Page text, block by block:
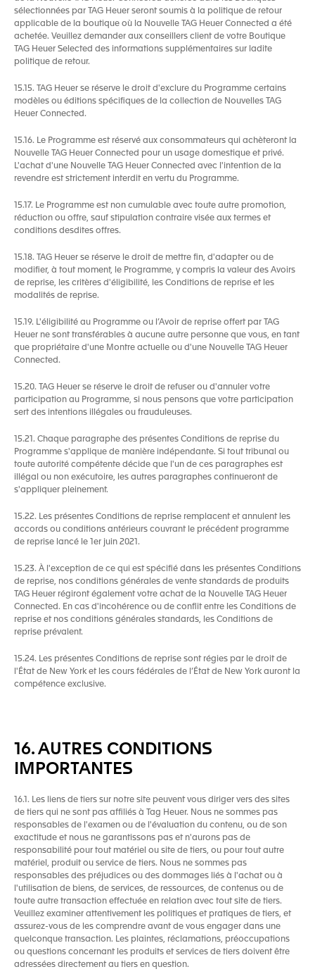
sélectionnées par TAG Heuer seront soumis à la politique de retour
applicable de la boutique où la Nouvelle TAG Heuer Connected a été
achetée. Veuillez demander aux conseillers client de votre Boutique
TAG Heuer Selected des informations supplémentaires sur ladite
politique de retour.
15.15. TAG Heuer se réserve le droit d'exclure du Programme certains
modèles ou éditions spécifiques de la collection de Nouvelles TAG
Heuer Connected.
15.16. Le Programme est réservé aux consommateurs qui achèteront la
Nouvelle TAG Heuer Connected pour un usage domestique et privé.
L'achat d'une Nouvelle TAG Heuer Connected avec l'intention de la
revendre est strictement interdit en vertu du Programme.
15.17. Le Programme est non cumulable avec toute autre promotion,
réduction ou offre, sauf stipulation contraire visée aux termes et
conditions desdites offres.
15.18. TAG Heuer se réserve le droit de mettre fin, d'adapter ou de
modifier, à tout moment, le Programme, y compris la valeur des Avoirs
de reprise, les critères d'éligibilité, les Conditions de reprise et les
modalités de reprise.
15.19. L'éligibilité au Programme ou l’Avoir de reprise offert par TAG
Heuer ne sont transférables à aucune autre personne que vous, en tant
que propriétaire d'une Montre actuelle ou d'une Nouvelle TAG Heuer
Connected.
15.20. TAG Heuer se réserve le droit de refuser ou d'annuler votre
participation au Programme, si nous pensons que votre participation
sert des intentions illégales ou frauduleuses.
15.21. Chaque paragraphe des présentes Conditions de reprise du
Programme s'applique de manière indépendante. Si tout tribunal ou
toute autorité compétente décide que l'un de ces paragraphes est
illégal ou non exécutoire, les autres paragraphes continueront de
s'appliquer pleinement.
15.22. Les présentes Conditions de reprise remplacent et annulent les
accords ou conditions antérieurs couvrant le précédent programme
de reprise lancé le 1er juin 2021.
15.23. À l'exception de ce qui est spécifié dans les présentes Conditions
de reprise, nos conditions générales de vente standards de produits
TAG Heuer régiront également votre achat de la Nouvelle TAG Heuer
Connected. En cas d'incohérence ou de conflit entre les Conditions de
reprise et nos conditions générales standards, les Conditions de
reprise prévalent.
15.24. Les présentes Conditions de reprise sont régies par le droit de
l'État de New York et les cours fédérales de l’État de New York auront la
compétence exclusive.
16. AUTRES CONDITIONS
IMPORTANTES
16.1. Les liens de tiers sur notre site peuvent vous diriger vers des sites
de tiers qui ne sont pas affiliés à Tag Heuer. Nous ne sommes pas
responsables de l'examen ou de l'évaluation du contenu, ou de son
exactitude et nous ne garantissons pas et n'aurons pas de
responsabilité pour tout matériel ou site de tiers, ou pour tout autre
matériel, produit ou service de tiers. Nous ne sommes pas
responsables des préjudices ou des dommages liés à l'achat ou à
l'utilisation de biens, de services, de ressources, de contenus ou de
toute autre transaction effectuée en relation avec tout site de tiers.
Veuillez examiner attentivement les politiques et pratiques de tiers, et
assurez-vous de les comprendre avant de vous engager dans une
quelconque transaction. Les plaintes, réclamations, préoccupations
ou questions concernant les produits et services de tiers doivent être
adressées directement au tiers en question.